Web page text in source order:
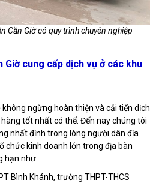
Cần Giờ có quy trình chuyên nghiệp​
Giờ cung cấp dịch vụ ở các khu
không ngừng hoàn thiện và cải tiến dịch
tốt nhất có thể. Đến nay chúng tôi
nhất định trong lòng người dân địa
chức kinh doanh lớn trong địa bàn
hạn như:
Bình Khánh, trường THPT-THCS